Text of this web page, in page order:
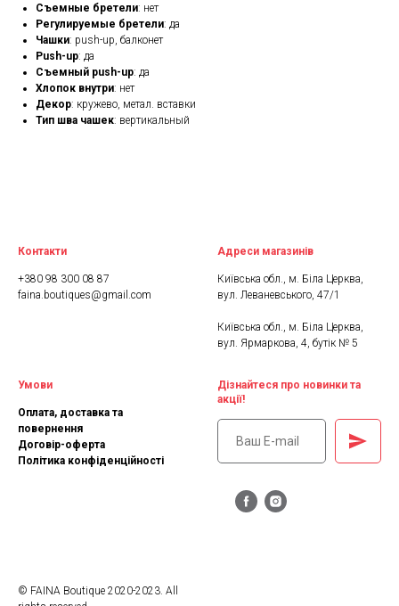
Съемные бретели: нет
Регулируемые бретели: да
Чашки: push-up, балконет
Push-up: да
Съемный push-up: да
Хлопок внутри: нет
Декор: кружево, метал. вставки
Тип шва чашек: вертикальный
Контакти
+380 98 300 08 87
faina.boutiques@gmail.com
Адреси магазинів
Київська обл., м. Біла Церква,
вул. Леваневського, 47/1
Київська обл., м. Біла Церква,
вул. Ярмаркова, 4, бутік № 5
Умови
Оплата, доставка та
повернення
Договір-оферта
Політика конфіденційності
Дізнайтеся про новинки та
акції!
© FAINA Boutique 2020-2023. All